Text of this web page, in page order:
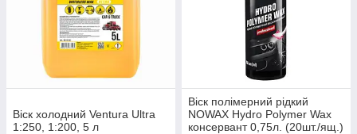
Віск холодний Ventura Ultra
1:250, 1:200, 5 л
Віск полімерний рідкий
NOWAX Hydro Polymer Wax
консервант 0,75л. (20шт./ящ.)